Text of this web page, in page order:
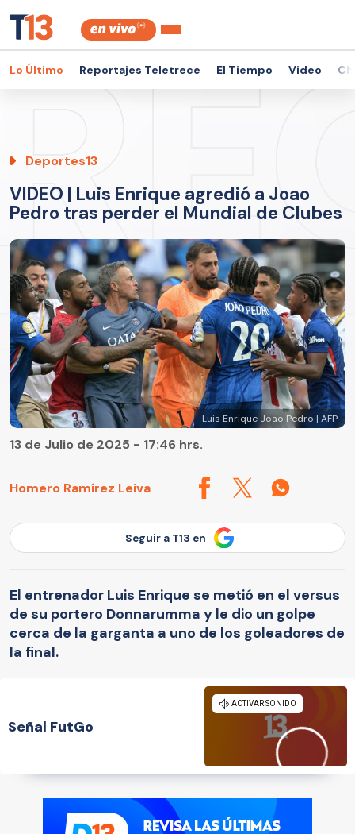
Lo Último Reportajes Teletrece El Tiempo Video
Deportes13
VIDEO | Luis Enrique agredió a Joao
Pedro tras perder el Mundial de Clubes
Luis Enrique Joao Pedro | AFP
Homero Ramírez Leiva
13 de Julio de 2025 - 17:46 hrs.
Seguir a T13 en
El entrenador Luis Enrique se metió en el versus
de su portero Donnarumma y le dio un golpe
cerca de la garganta a uno de los goleadores de
la final.
Señal FutGo